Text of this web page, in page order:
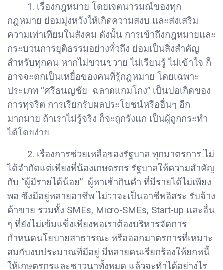
1. เรื่องกฎหมาย โดยเจตนารมณ์ของทุก
กฎหมาย ย่อมมุ่งหวังให้เกิดความสงบ และส่งเสริม
ความเท่าเทียมในสังคม ดังนั้น การเข้าถึงกฎหมายและ
กระบวนการยุติธรรมอย่างทั่วถึง ย่อมเป็นสิ่งสำคัญ
สำหรับทุกคน หากไม่ขวนขวาย ไม่เรียนรู้ ไม่เข้าใจ ก็
อาจจะตกเป็นเหยื่อของคนที่รู้กฎหมาย โดยเฉพาะ
ประเภท “ศรีธนญชัย ฉลาดแกมโกง” เป็นบ่อเกิดของ
การทุจริต การเรียกรับผลประโยชน์หรืออื่นๆ อีก
มากมาย ถ้าเราไม่รู้จริง ก็จะถูกรังแก เป็นผู้ถูกกระทำ
ได้โดยง่าย
2. เรื่องการช่วยเหลือของรัฐบาล ทุกมาตรการ ไม่
ได้จำกัดแต่เพียงพี่น้องเกษตรกร รัฐบาลให้ความสำคัญ
กับ “ผู้มีรายได้น้อย” ผู้หาเช้ากินค่ำ ที่มีรายได้ไม่เพียง
พอ ซึ่งมีอยู่หลายอาชีพ ไม่ว่าจะเป็นอาชีพอิสระ รับจ้าง
ค้าขาย รวมทั้ง SMEs, Micro-SMEs, Start-up และอื่น
ๆ ที่ยังไม่เข้มแข็งเพียงพอเราต้องบริหารจัดการ
กำหนดนโยบายสาธารณะ หรือออกมาตรการที่เหมาะ
สมกับงบประมาณที่มีอยู่ มีหลายคนเรียกร้องให้ยกหนี้
ให้เกษตรกรและชาวนาทั้งหมด แล้วจะทำได้อย่างไร